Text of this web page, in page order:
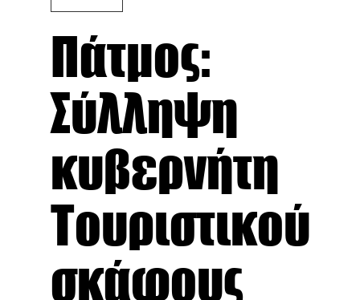
Πάτμος:
Σύλληψη
κυβερνήτη
Τουριστικού
σκάφους